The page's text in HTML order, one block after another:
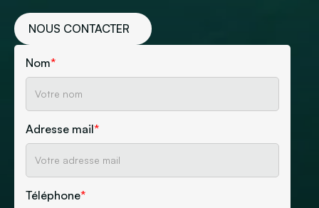
NOUS CONTACTER
Nom*
Adresse mail*
Téléphone*